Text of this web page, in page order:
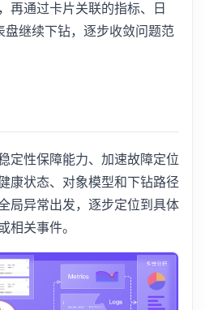
再通过卡片关联的指标、日
盘继续下钻，逐步收敛问题范
定性保障能力、加速故障定位
康状态、对象模型和下钻路径
局异常出发，逐步定位到具体
相关事件。